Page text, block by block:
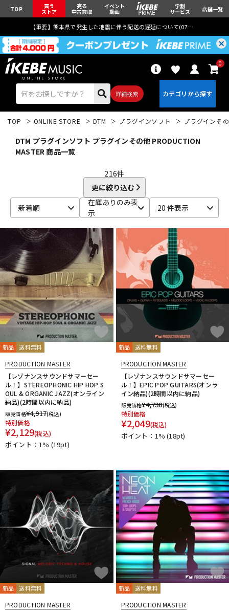
TOP 買う
ストア
売る
中古買取
イベント
動画
学割
サービス 店舗一覧
【重要】熊本県で発生した地震に伴う配送の遅延について(07月29日
詳細検索
0
ベース ウクレレ
パーカッション
キーボード 電子ピアノ
管楽器 その他楽器
アンプ エフェクター
DJ機器 DTM
DTM オンライン納品 レコーディング機器
配信/ライブ機器 楽器アクセサリ
中古 ヴィンテージ
TOP ONLINE STORE DTM プラグインソフト プラグインそ
DTM プラグインソフト プラグインその他 PRODUCTION
MASTER 商品一覧
216件
更に絞り込む
新着順
在庫ありのみ表
示
20 件表示
新品 送料無料
PRODUCTION MASTER
【レゾナンスサウンドサマーセー
ル！】STEREOPHONIC HIP HOP S
OUL & ORGANIC JAZZ(オンライン
納品)(2時間以内に納品)
販売価格¥4,917(税込)
特別価格
¥2,129(税込)
ポイント：1% (19pt)
新品 送料無料
PRODUCTION MASTER
【レゾナンスサウンドサマーセー
ル！】EPIC POP GUITARS(オンラ
イン納品)(2時間以内に納品)
販売価格¥4,730(税込)
特別価格
¥2,049(税込)
ポイント：1%(18pt)
新品 送料無料
PRODUCTION MASTER
新品 送料無料
PRODUCTION MASTER